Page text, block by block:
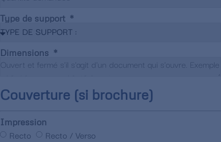
Type de support
Dimensions
Couverture (si brochure)
Impression
Recto Recto / Verso